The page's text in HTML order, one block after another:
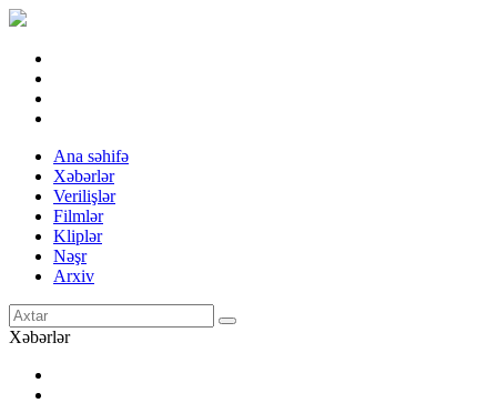
Ana səhifə
Xəbərlər
Verilişlər
Filmlər
Kliplər
Nəşr
Arxiv
Xəbərlər